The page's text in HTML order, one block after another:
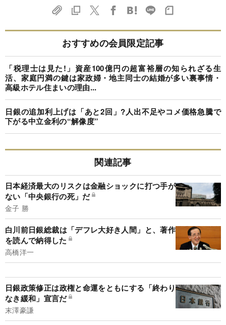
おすすめの会員限定記事
「税理士は見た!」資産100億円の超富裕層の知られざる生
活、家庭円満の鍵は家政婦・地主同士の結婚が多い裏事情・
高級ホテル住まいの理由...
日銀の追加利上げは「あと2回」?人出不足やコメ価格急騰で
下がる中立金利の“解像度”
関連記事
日本経済最大のリスクは金融ショックに打つ手が
ない「中央銀行の死」だ
金子 勝
白川前日銀総裁は「デフレ大好き人間」と、著作
を読んで納得した
高橋洋一
日銀政策修正は政権と命運をともにする「終わり
なき緩和」宣言だ
末澤豪謙